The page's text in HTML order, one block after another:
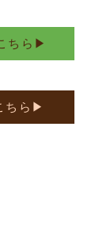
ちら▶
ちら▶